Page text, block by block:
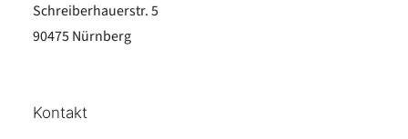
Schreiberhauerstr. 5
90475 Nürnberg
Kontakt